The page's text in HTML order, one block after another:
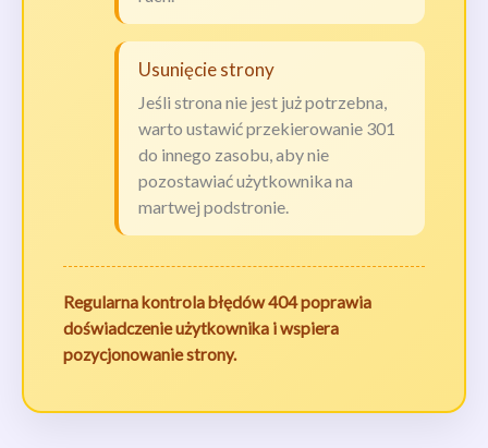
Usunięcie strony
Jeśli strona nie jest już potrzebna,
warto ustawić przekierowanie 301
do innego zasobu, aby nie
pozostawiać użytkownika na
martwej podstronie.
Regularna kontrola błędów 404 poprawia
doświadczenie użytkownika i wspiera
pozycjonowanie strony.